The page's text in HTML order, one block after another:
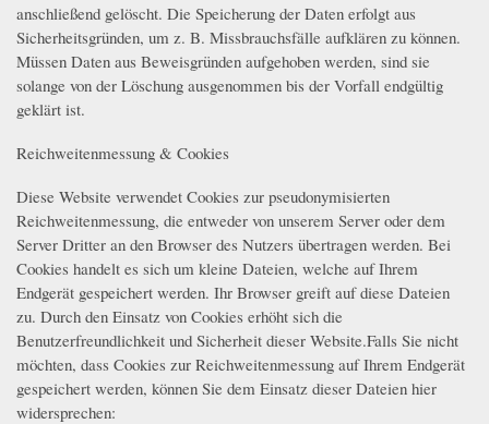
anschließend gelöscht. Die Speicherung der Daten erfolgt aus
Sicherheitsgründen, um z. B. Missbrauchsfälle aufklären zu können.
Müssen Daten aus Beweisgründen aufgehoben werden, sind sie
solange von der Löschung ausgenommen bis der Vorfall endgültig
geklärt ist.
Reichweitenmessung & Cookies
Diese Website verwendet Cookies zur pseudonymisierten
Reichweitenmessung, die entweder von unserem Server oder dem
Server Dritter an den Browser des Nutzers übertragen werden. Bei
Cookies handelt es sich um kleine Dateien, welche auf Ihrem
Endgerät gespeichert werden. Ihr Browser greift auf diese Dateien
zu. Durch den Einsatz von Cookies erhöht sich die
Benutzerfreundlichkeit und Sicherheit dieser Website.Falls Sie nicht
möchten, dass Cookies zur Reichweitenmessung auf Ihrem Endgerät
gespeichert werden, können Sie dem Einsatz dieser Dateien hier
widersprechen: